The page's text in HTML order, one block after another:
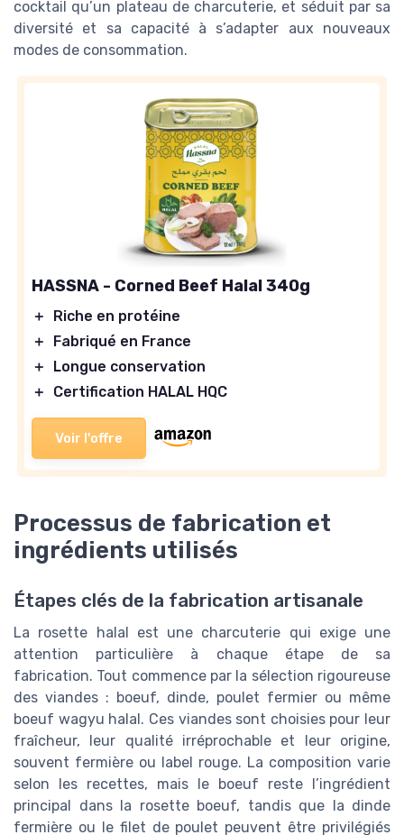
cocktail qu’un plateau de charcuterie, et séduit par sa
diversité et sa capacité à s’adapter aux nouveaux
modes de consommation.
HASSNA - Corned Beef Halal 340g
＋
Riche en protéine
＋
Fabriqué en France
＋
Longue conservation
＋
Certification HALAL HQC
Voir l'offre
Processus de fabrication et
ingrédients utilisés
Étapes clés de la fabrication artisanale
La rosette halal est une charcuterie qui exige une
attention particulière à chaque étape de sa
fabrication. Tout commence par la sélection rigoureuse
des viandes : boeuf, dinde, poulet fermier ou même
boeuf wagyu halal. Ces viandes sont choisies pour leur
fraîcheur, leur qualité irréprochable et leur origine,
souvent fermière ou label rouge. La composition varie
selon les recettes, mais le boeuf reste l’ingrédient
principal dans la rosette boeuf, tandis que la dinde
fermière ou le filet de poulet peuvent être privilégiés